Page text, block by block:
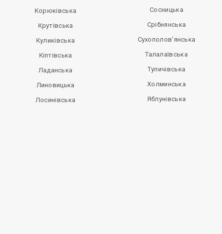
Корюківська
Крутівська
Куликівська
Кіптівська
Ладанська
Линовицька
Лосинівська
Сосницька
Срібнянська
Сухополов’янська
Талалаївська
Тупичівська
Холминська
Яблунівська